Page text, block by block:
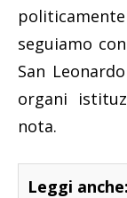
seguiamo
San
organi
nota.
Leggi anche: